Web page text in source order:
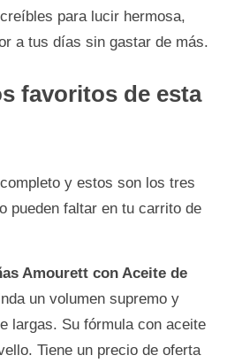
para lucir hermosa,
a tus días sin gastar de más.
favoritos de esta
y estos son los tres
pueden faltar en tu carrito de
Amourett con Aceite de
un volumen supremo y
largas. Su fórmula con aceite
Tiene un precio de oferta